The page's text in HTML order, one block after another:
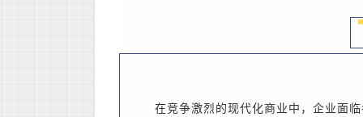
在竞争激烈的现代化商业中，企业面